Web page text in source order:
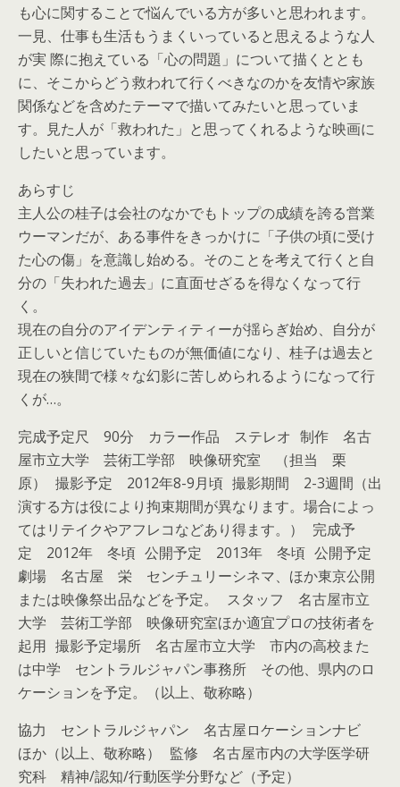
も心に関することで悩んでいる方が多いと思われます。
一見、仕事も生活もうまくいっていると思えるような人
が実 際に抱えている「心の問題」について描くととも
に、そこからどう救われて行くべきなのかを友情や家族
関係などを含めたテーマで描いてみたいと思っていま
す。見た人が「救われた」と思ってくれるような映画に
したいと思っています。
あらすじ
主人公の桂子は会社のなかでもトップの成績を誇る営業
ウーマンだが、ある事件をきっかけに「子供の頃に受け
た心の傷」を意識し始める。そのことを考えて行くと自
分の「失われた過去」に直面せざるを得なくなって行
く。
現在の自分のアイデンティティーが揺らぎ始め、自分が
正しいと信じていたものが無価値になり、桂子は過去と
現在の狭間で様々な幻影に苦しめられるようになって行
くが…。
完成予定尺 90分 カラー作品 ステレオ 制作 名古
屋市立大学 芸術工学部 映像研究室 （担当 栗
原） 撮影予定 2012年8-9月頃 撮影期間 2-3週間（出
演する方は役により拘束期間が異なります。場合によっ
てはリテイクやアフレコなどあり得ます。） 完成予
定 2012年 冬頃 公開予定 2013年 冬頃 公開予定
劇場 名古屋 栄 センチュリーシネマ、ほか東京公開
または映像祭出品などを予定。 スタッフ 名古屋市立
大学 芸術工学部 映像研究室ほか適宜プロの技術者を
起用 撮影予定場所 名古屋市立大学 市内の高校また
は中学 セントラルジャパン事務所 その他、県内のロ
ケーションを予定。（以上、敬称略）
協力 セントラルジャパン 名古屋ロケーションナビ
ほか（以上、敬称略） 監修 名古屋市内の大学医学研
究科 精神/認知/行動医学分野など（予定）